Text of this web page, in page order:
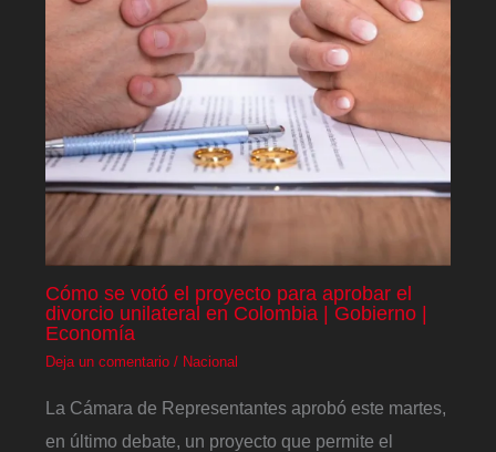
Cómo se votó el proyecto para aprobar el
divorcio unilateral en Colombia | Gobierno |
Economía
Deja un comentario / Nacional
La Cámara de Representantes aprobó este martes,
en último debate, un proyecto que permite el